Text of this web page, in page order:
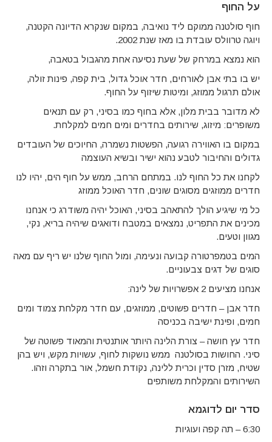
על החוף
חוף סולטנה ממוקם ליד נואיבה, במקום שנקרא הדיונה הקטנה,
ויוגה טרוולס עובדת בו מאז שנת 2002.
הוא נמצא במרחק של שעת נסיעה אחת מהגבול בטאבה,
יש בו בתי אבן לאורחים, חדר אוכל גדול, בית קפה, פינות זולה,
אולם תרגול ממוזג, ומיטות שיזוף על החוף.
לא מדובר בבית מלון, אלא בחוף כמו בסיני, רק עם תנאים
משופרים: מיזוג, שירותים בחדרים ומים חמים למקלחת.
במקום בו האווירה רגועה, הפשטות נשמרה, החיוכים של העובדים
גדולים והחיבור לטבע נהוא ישיר ובשיא העוצמה
לקחנו את כל החוף לנו. במתחם הרחב, ממש על חוף הים, יהיו לנו
חדרים ממוזגים מסוגים שונים, חדר האוכל ממוזג
כל מי שיגיע הולך להתאהב בסיני, האוכל יהיה משודרג כי אנחנו
מכינים את התפריט, נמצאים במטבח ודואגים שיהיה בריא, נקי,
מגוון וטעים.
המים בטמפרטורה קבועה ונעימה, ומול החוף שלנו יש ריף עם מאה
סוגים של דגים צבעוניים.
אנחנו מציעים 2 אפשרויות של לינה:
חדר אבן – חדרים פשוטים, ממוזגים, עם חדר מקלחת צמוד ומים
חמים, ופינת ישיבה בכניסה
חדר עץ חושה – צורת הלינה היותר אותנטית והמאוד פשוטה של
סיני. החושות בסולטנה ממש נושקות לחוף, עשויות מקש, ויש בהן
שטיח, מזרן סדין וכרית ללינה, נקודת חשמל, אור בתקרה וזהו.
השירותים והמקלחת משותפים
סדר יום לדוגמא
6:30 – תה קפה ועוגיות